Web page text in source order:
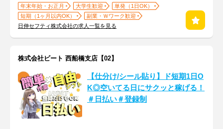
年末年始・お正月 大学生歓迎
単発（1日OK）
短期（1ヶ月以内OK）
副業・Ｗワーク歓迎
日伸セフティ株式会社の求人一覧を見る
株式会社ビート 西船橋支店【02】
【仕分け/シール貼り】ド短期1日O
K◎空いてる日にサクッと稼げる！
＃日払い＃登録制